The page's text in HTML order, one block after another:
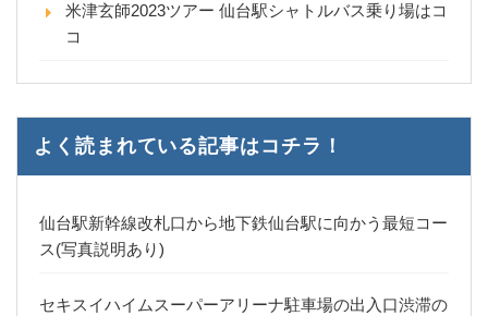
米津玄師2023ツアー 仙台駅シャトルバス乗り場はコ
コ
よく読まれている記事はコチラ！
仙台駅新幹線改札口から地下鉄仙台駅に向かう最短コー
ス(写真説明あり)
セキスイハイムスーパーアリーナ駐車場の出入口渋滞の